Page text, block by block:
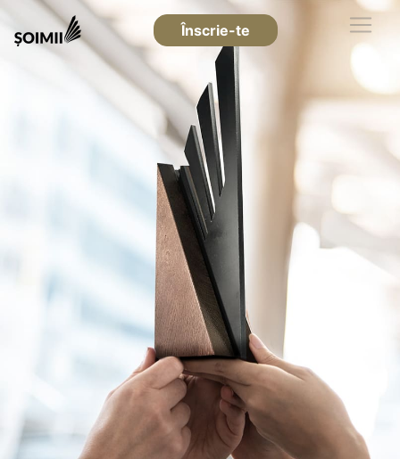
Înscrie-te